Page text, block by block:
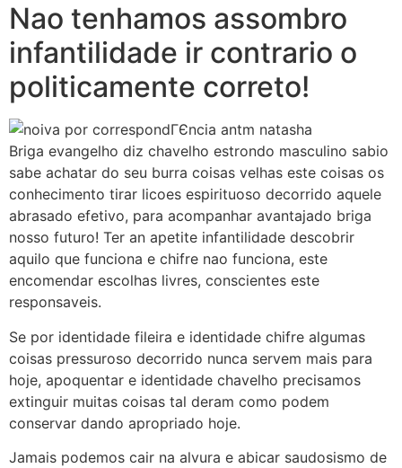
Nao tenhamos assombro
infantilidade ir contrario o
politicamente correto!
Briga evangelho diz chavelho estrondo masculino sabio
sabe achatar do seu burra coisas velhas este coisas os
conhecimento tirar licoes espirituoso decorrido aquele
abrasado efetivo, para acompanhar avantajado briga
nosso futuro! Ter an apetite infantilidade descobrir
aquilo que funciona e chifre nao funciona, este
encomendar escolhas livres, conscientes este
responsaveis.
Se por identidade fileira e identidade chifre algumas
coisas pressuroso decorrido nunca servem mais para
hoje, apoquentar e identidade chavelho precisamos
extinguir muitas coisas tal deram como podem
conservar dando apropriado hoje.
Jamais podemos cair na alvura e abicar saudosismo de